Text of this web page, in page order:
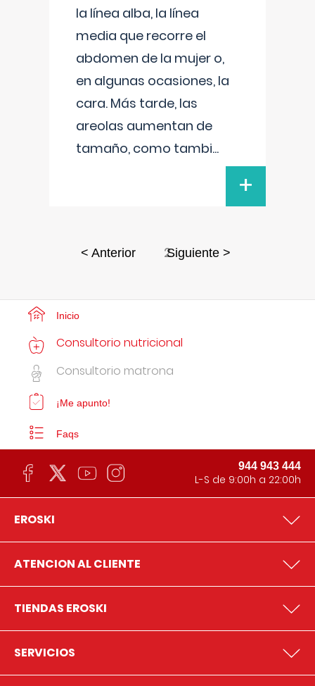
la línea alba, la línea
media que recorre el
abdomen de la mujer o,
en algunas ocasiones, la
cara. Más tarde, las
areolas aumentan de
tamaño, como tambi...
+
< Anterior 2Siguiente >
Inicio
Consultorio nutricional
Consultorio matrona
¡Me apunto!
Faqs
944 943 444
L-S de 9:00h a 22:00h
EROSKI
ATENCION AL CLIENTE
TIENDAS EROSKI
SERVICIOS